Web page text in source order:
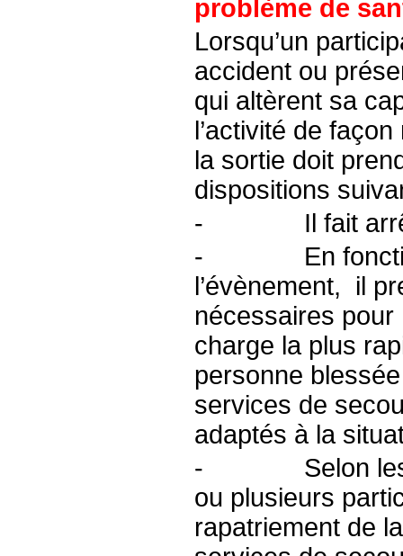
problème de
Lorsqu’un
accident ou
qui altèrent sa
l’activité de
la sortie doit
dispositions
- Il fait
- En fonction
l’évènement, il
nécessaires
charge la plus
personne
services de
adaptés à la
- Selon les
ou plusieurs
rapatriement de